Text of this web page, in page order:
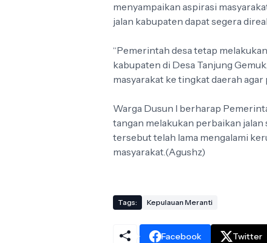
menyampaikan aspirasi
jalan kabupaten dapat segera
“Pemerintah desa tetap
kabupaten di Desa Tanjung
masyarakat ke tingkat daerah
Warga Dusun I berharap
tangan melakukan perbaikan
tersebut telah lama mengalami
masyarakat.(Agushz)
Tags: Kepulauan Meranti
Facebook Twitter